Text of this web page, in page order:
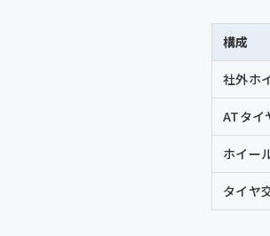
構成
社外ホ
ATタイ
ホイー
タイヤ